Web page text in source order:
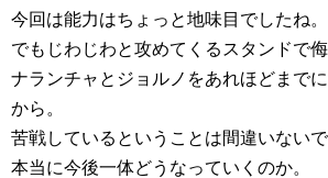
今回は能力はちょっと地味目でしたね。
でもじわじわと攻めてくるスタンドで侮
ナランチャとジョルノをあれほどまで
から。
苦戦しているということは間違いないで
本当に今後一体どうなっていくのか。